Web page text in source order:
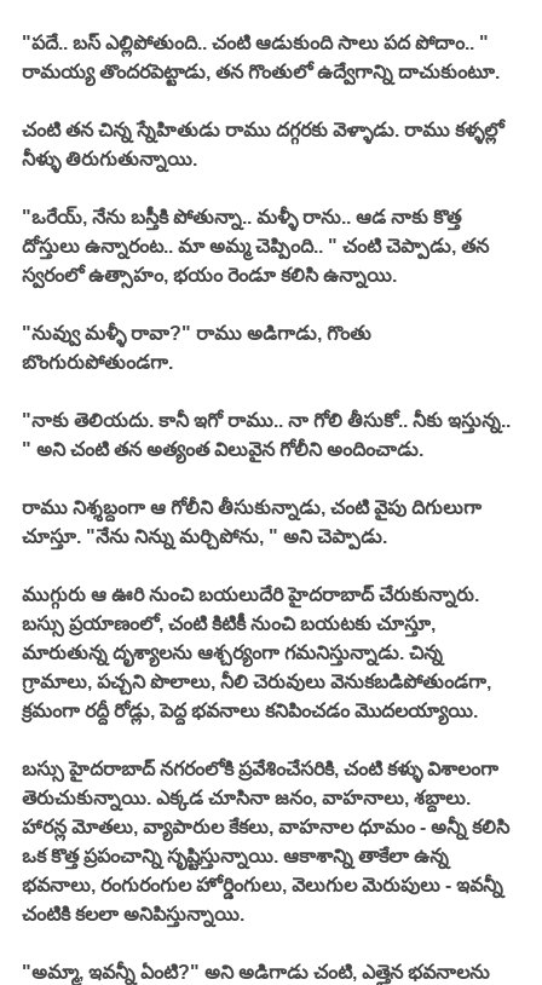
"పదే.. బస్ ఎల్లిపోతుంది.. చంటి ఆడుకుంది సాలు పద పోదాం.. "
రామయ్య తొందరపెట్టాడు, తన గొంతులో ఉద్వేగాన్ని దాచుకుంటూ.
చంటి తన చిన్న స్నేహితుడు రాము దగ్గరకు వెళ్ళాడు. రాము కళ్ళల్లో
నీళ్ళు తిరుగుతున్నాయి.
"ఒరేయ్, నేను బస్తీకి పోతున్నా.. మళ్ళీ రాను.. ఆడ నాకు కొత్త
దోస్తులు ఉన్నారంట.. మా అమ్మ చెప్పింది.. " చంటి చెప్పాడు, తన
స్వరంలో ఉత్సాహం, భయం రెండూ కలిసి ఉన్నాయి.
"నువ్వు మళ్ళీ రావా?" రాము అడిగాడు, గొంతు
బొంగురుపోతుండగా.
"నాకు తెలియదు. కానీ ఇగో రాము.. నా గోలి తీసుకో.. నీకు ఇస్తున్న..
" అని చంటి తన అత్యంత విలువైన గోలీని అందించాడు.
రాము నిశ్శబ్దంగా ఆ గోలీని తీసుకున్నాడు, చంటి వైపు దిగులుగా
చూస్తూ. "నేను నిన్ను మర్చిపోను, " అని చెప్పాడు.
ముగ్గురు ఆ ఊరి నుంచి బయలుదేరి హైదరాబాద్ చేరుకున్నారు.
బస్సు ప్రయాణంలో, చంటి కిటికీ నుంచి బయటకు చూస్తూ,
మారుతున్న దృశ్యాలను ఆశ్చర్యంగా గమనిస్తున్నాడు. చిన్న
గ్రామాలు, పచ్చని పొలాలు, నీలి చెరువులు వెనుకబడిపోతుండగా,
క్రమంగా రద్దీ రోడ్లు, పెద్ద భవనాలు కనిపించడం మొదలయ్యాయి.
బస్సు హైదరాబాద్ నగరంలోకి ప్రవేశించేసరికి, చంటి కళ్ళు విశాలంగా
తెరుచుకున్నాయి. ఎక్కడ చూసినా జనం, వాహనాలు, శబ్దాలు.
హారన్ల మోతలు, వ్యాపారుల కేకలు, వాహనాల ధూమం - అన్నీ కలిసి
ఒక కొత్త ప్రపంచాన్ని సృష్టిస్తున్నాయి. ఆకాశాన్ని తాకేలా ఉన్న
భవనాలు, రంగురంగుల హోర్డింగులు, వెలుగుల మెరుపులు - ఇవన్నీ
చంటికి కలలా అనిపిస్తున్నాయి.
"అమ్మా, ఇవన్నీ ఏంటి?" అని అడిగాడు చంటి, ఎత్తైన భవనాలను